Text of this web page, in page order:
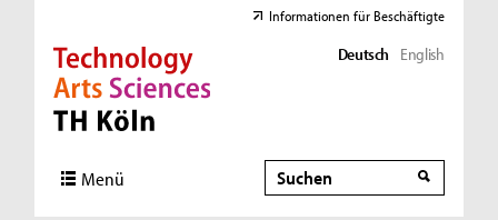
Direkt zur Hauptnavigation
Direkt zur Subnavigation
Direkt zum Inhalt
Direkt zum Fußbereich
Informationen für Beschäftigte
Deutsch English
Menü Suche
Suche